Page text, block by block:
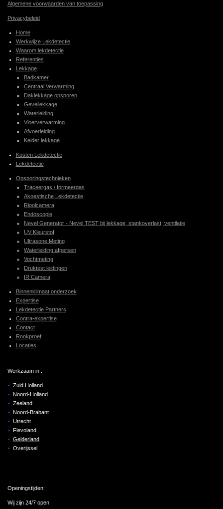
Algemene voorwaarden van toepassing
Privacybeleid
Home
Werkwijze Lekdetectie
Waarom lekdetectie
Referenties
Lekkage
Badkamer
Centraal Verwarming
Daklekkage opsporen
Gevellekkage
Waterleiding
Vloerverwarming
Afvoerleiding
Kelder lekkage
Kosten Lekdetectie
Lekdetectie
Opsporingstechnieken
Traceergas / formeergas
Akoestische Lekdetectie
Rioolcamera
Endoscopie
Nevel Generator - Nevel TEST bij lekkage, stankoverlast, ventilatie
UV Kleurstof
Ultrasone Meting
Waterleiding afpersen
Vochtmeting
Druktest leidingen
IR Camera
Binnenklimaat onderzoek
Expertise
Lekdetectie Partners
Contra-expertise
Contact
Rookproef
Locaties
Werkzaam in :
Zuid Holland
Noord-Holland
Zeeland
Noord-Brabant
Utrecht
Flevoland
Gelderland
Overijssel
Openingstijden;
Wij zijn 24/7 open